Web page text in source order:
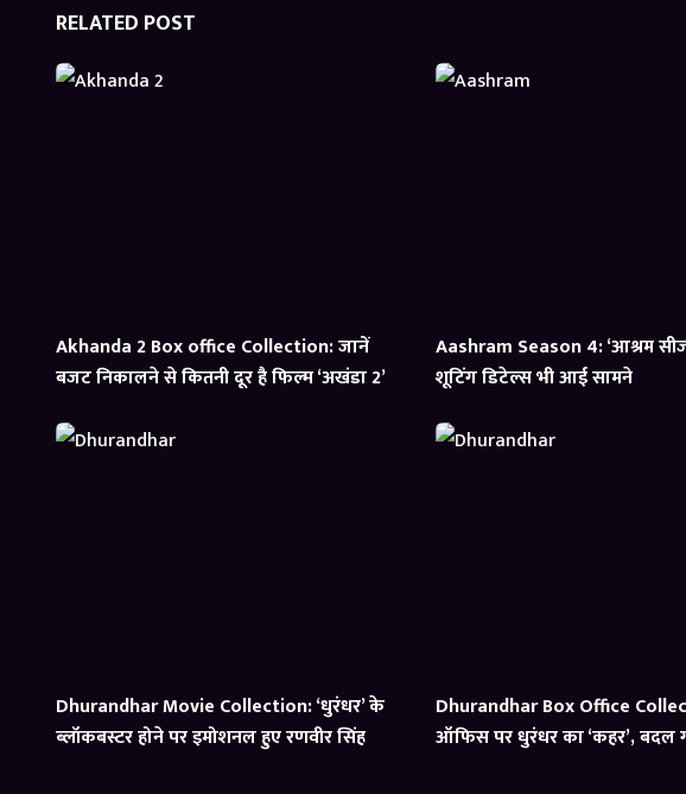
RELATED POST
Akhanda 2 Box office Collection: जानें
बजट निकालने से कितनी दूर है फिल्म ‘अखंडा 2’
Aashram Season 4: ‘आश्रम
शूटिंग डिटेल्स भी आई सामने
Dhurandhar Movie Collection: ‘धुरंधर’ के
ब्लॉकबस्टर होने पर इमोशनल हुए रणवीर सिंह
Dhurandhar Box Office
ऑफिस पर धुरंधर का ‘कहर’, बदल